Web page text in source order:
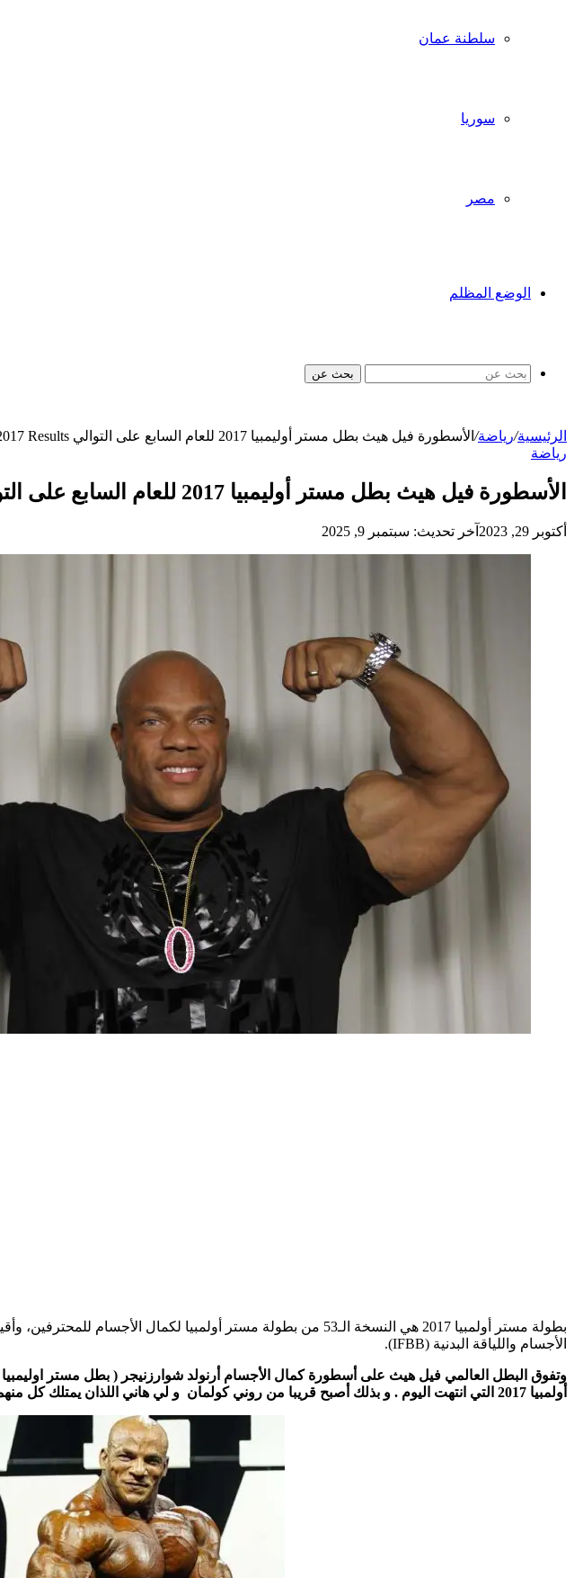
سلطنة عمان
سوريا
مصر
الوضع المظلم
بحث عن
الرئيسية/رياضة/ الأسطورة فيل هيث بطل مستر أوليمبيا 2017 للعام السابع على التوالي Mr. Olympia 2017 Results
رياضة
الأسطورة فيل هيث بطل مستر أوليمبيا 2017 للعام السابع على التوالي Mr. Olympia 2017 Results
أكتوبر 29, 2023 آخر تحديث: سبتمبر 9, 2025
الأجسام واللياقة البدنية (IFBB).
وتفوق البطل العالمي فيل هيث على أسطورة كمال الأجسام أرنولد شوارزنيجر ( بطل مستر
أولمبيا 2017 التي انتهت اليوم . و بذلك أصبح قريبا من روني كولمان و لي هاني اللذان يمتلك كل منهما ثمانية ألقاب .